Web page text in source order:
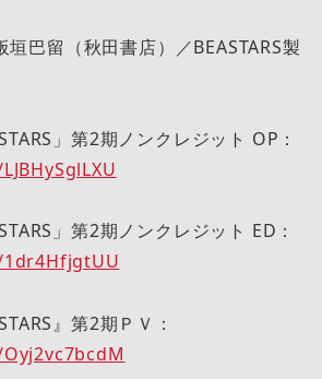
巴留（秋田書店）／BEASTARS製
」第2期ノンクレジット OP：
」第2期ノンクレジット ED：
』第2期ＰＶ：